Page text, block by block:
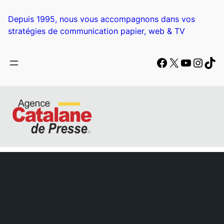
contenu
Depuis 1995, nous vous accompagnons dans vos
stratégies de communication papier, web & TV
Facebook
X